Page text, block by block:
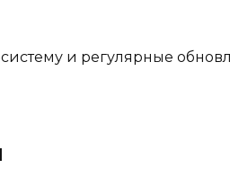
и регулярные